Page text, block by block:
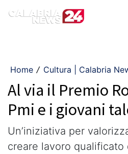
Home / Cultura | Calabria
Al via il Premio
Pmi e i giovani
Un’iniziativa per
creare lavoro